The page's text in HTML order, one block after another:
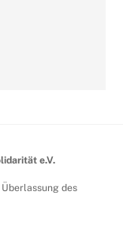
e.V.
des